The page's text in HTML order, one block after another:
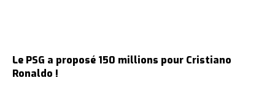
Le PSG a proposé 150 millions pour Cristiano
Ronaldo !